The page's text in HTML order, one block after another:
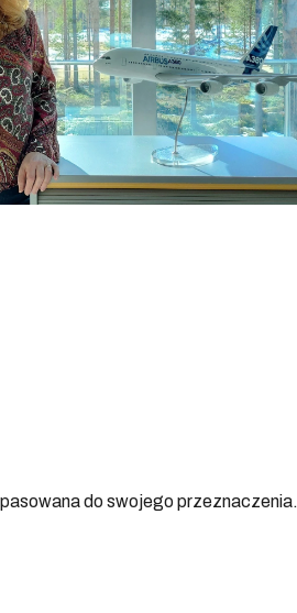
do swojego przeznaczenia.